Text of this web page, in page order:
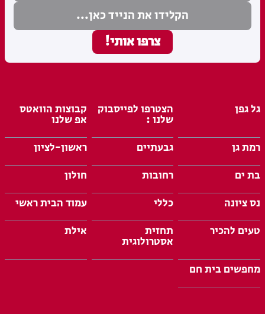
גל גפן הצטרפו לפייסבוק
שלנו :
קבוצות הוואטס
אפ שלנו
רמת גן
גבעתיים
ראשון-לציון
בת ים
רחובות
חולון
נס ציונה
כללי
עמוד הבית ראשי
טעים להכיר
תחזית
אסטרולוגית
אילת
מחפשים בית חם